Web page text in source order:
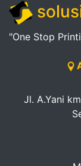
"One Stop
Jl. A.Yani